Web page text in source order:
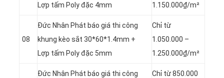
Lợp tấm Poly đặc 4mm
1.150.000₫/m²
08
Đức Nhân Phát báo giá thi công
khung kèo sắt 30*60*1.4mm +
Lợp tấm Poly đặc 5mm
Chỉ từ
1.050.000 –
1.250.000₫/m²
Đức Nhân Phát báo giá thi công
Chỉ từ 850.000